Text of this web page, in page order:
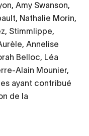
Amy Swanson,
Nathalie Morin,
Stimmlippe,
Annelise
Belloc, Léa
Alain Mounier,
ayant contribué
de la